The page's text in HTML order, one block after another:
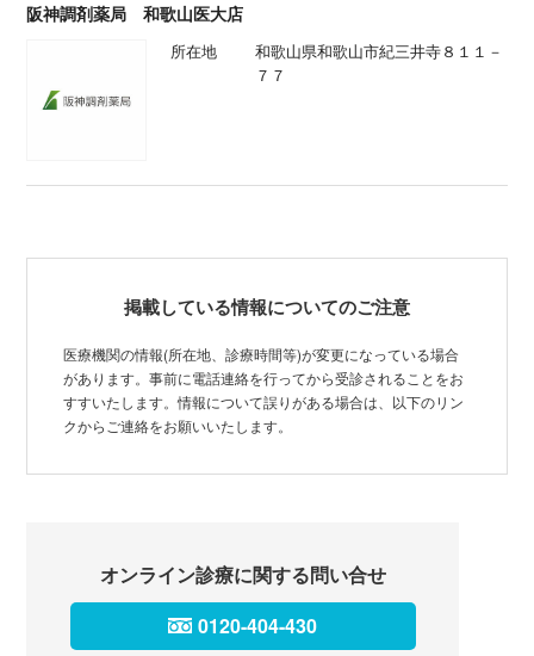
阪神調剤薬局 和歌山医大店
所在地
和歌山県和歌山市紀三井寺８１１－
７７
掲載している情報についてのご注意
医療機関の情報(所在地、診療時間等)が変更になっている場合
があります。事前に電話連絡を行ってから受診されることをお
すすいたします。情報について誤りがある場合は、以下のリン
クからご連絡をお願いいたします。
オンライン診療に関する問い合せ
0120-404-430